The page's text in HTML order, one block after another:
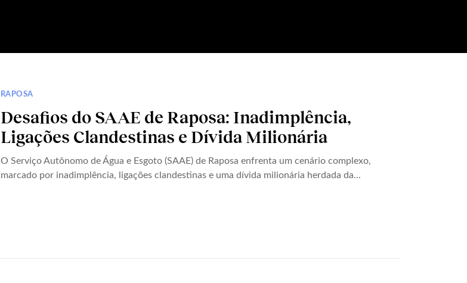
RAPOSA
Desafios do SAAE de Raposa: Inadimplência,
Ligações Clandestinas e Dívida Milionária
O Serviço Autônomo de Água e Esgoto (SAAE) de Raposa enfrenta um cenário complexo,
marcado por inadimplência, ligações clandestinas e uma dívida milionária herdada da...